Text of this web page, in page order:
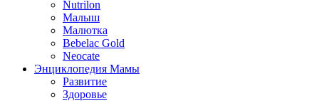
Nutrilon
Малыш
Малютка
Bebelac Gold
Neocate
Энциклопедия Мамы
Развитие
Здоровье